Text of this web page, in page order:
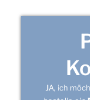
JA, ich